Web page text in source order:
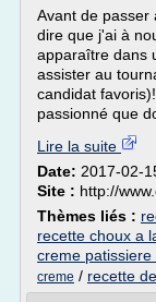
Avant de passer
dire que j'ai à
apparaître dans
assister au
candidat
passionné que
Lire la suite
Date: 2017-02-
Site : http://
Thèmes liés :
recette choux a
creme patissiere
creme / recette